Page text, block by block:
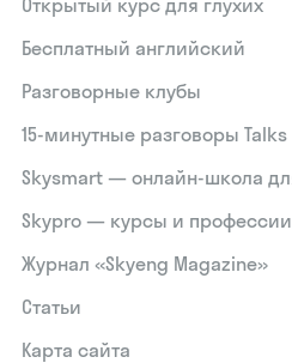
Открытый курс для глухих
Бесплатный английский
Разговорные клубы
15‑минутные разговоры Talks
Skysmart — онлайн-школа
Skypro — курсы и профессии
Журнал «Skyeng Magazine»
Статьи
Карта сайта